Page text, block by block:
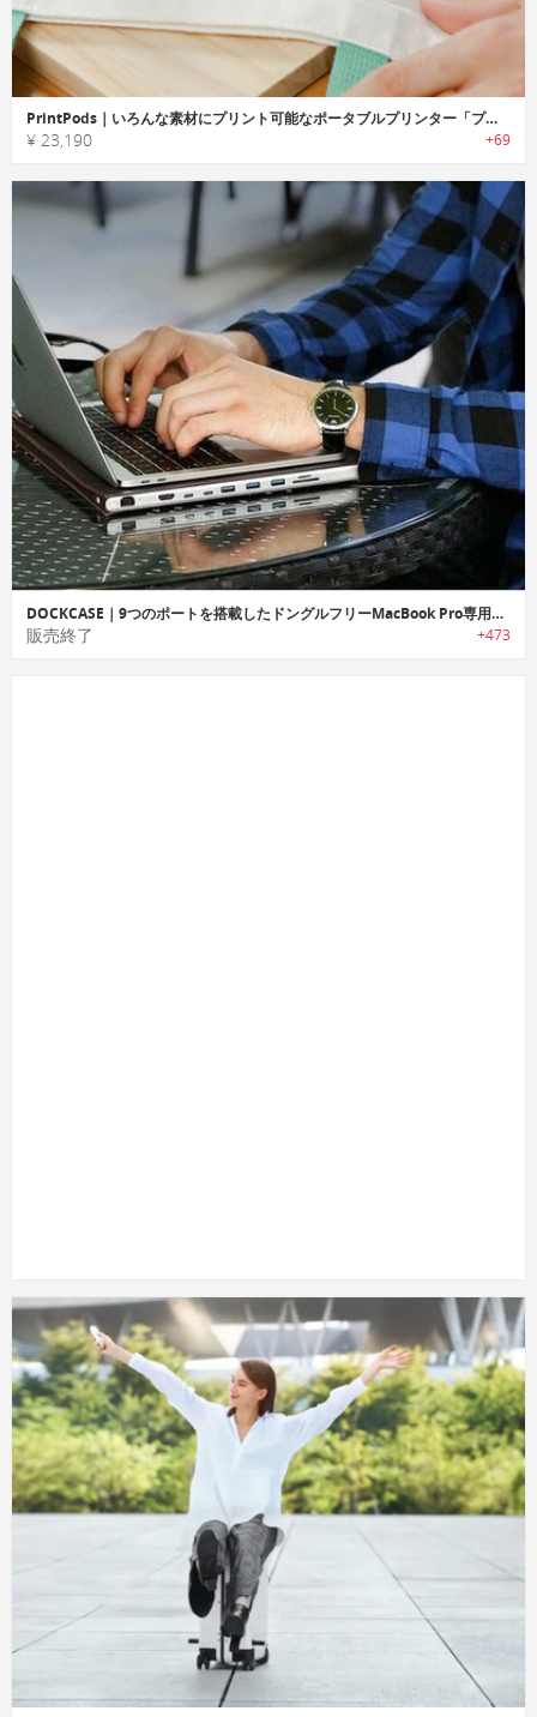
PrintPods｜いろんな素材にプリント可能なポータブルプリンター「プリントポッズ」
¥ 23,190 +69
DOCKCASE｜9つのポートを搭載したドングルフリーMacBook Pro専用ケース「ドックケース」
販売終了 +473